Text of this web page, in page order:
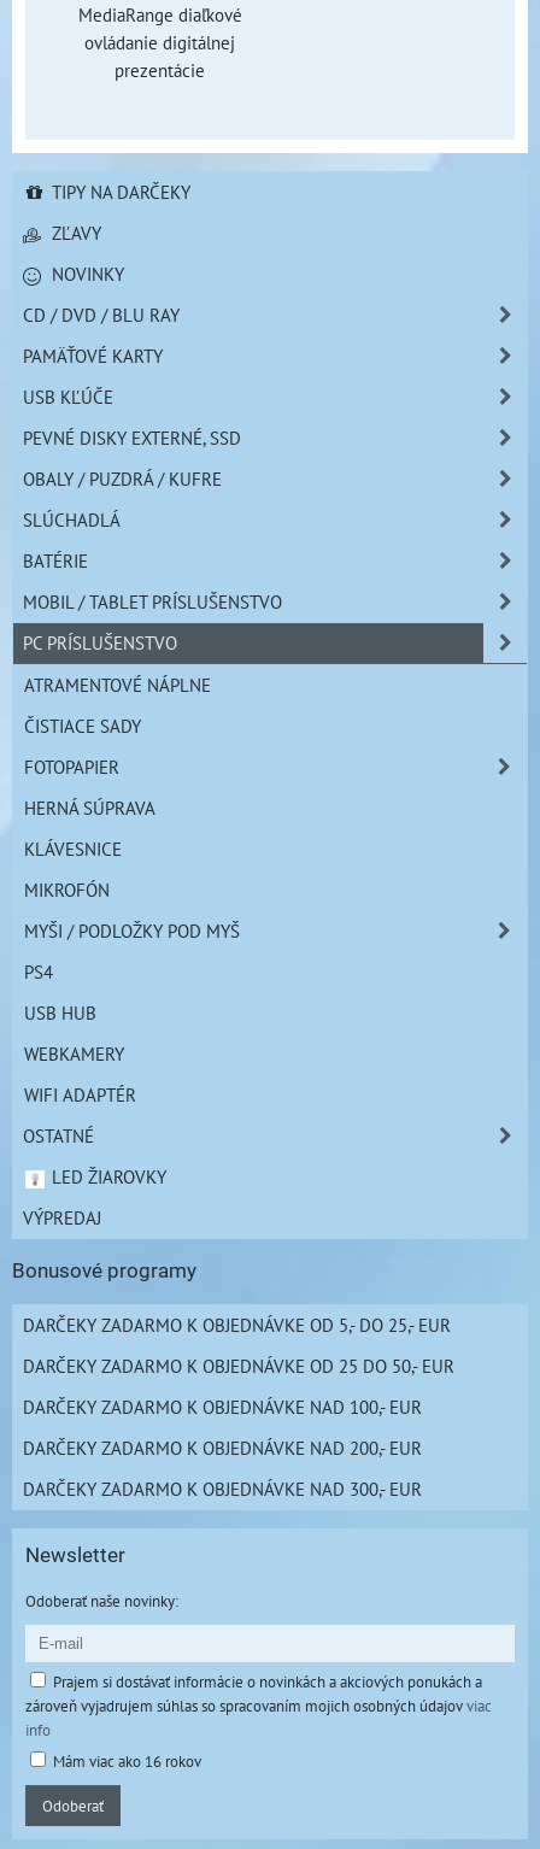
MediaRange diaľkové
ovládanie digitálnej
prezentácie
TIPY NA DARČEKY
ZĽAVY
NOVINKY
CD / DVD / BLU RAY
PAMÄŤOVÉ KARTY
USB KĽÚČE
PEVNÉ DISKY EXTERNÉ, SSD
OBALY / PUZDRÁ / KUFRE
SLÚCHADLÁ
BATÉRIE
MOBIL / TABLET PRÍSLUŠENSTVO
PC PRÍSLUŠENSTVO
ATRAMENTOVÉ NÁPLNE
ČISTIACE SADY
FOTOPAPIER
HERNÁ SÚPRAVA
KLÁVESNICE
MIKROFÓN
MYŠI / PODLOŽKY POD MYŠ
PS4
USB HUB
WEBKAMERY
WIFI ADAPTÉR
OSTATNÉ
LED ŽIAROVKY
VÝPREDAJ
Bonusové programy
DARČEKY ZADARMO K OBJEDNÁVKE OD 5,- DO 25,- EUR
DARČEKY ZADARMO K OBJEDNÁVKE OD 25 DO 50,- EUR
DARČEKY ZADARMO K OBJEDNÁVKE NAD 100,- EUR
DARČEKY ZADARMO K OBJEDNÁVKE NAD 200,- EUR
DARČEKY ZADARMO K OBJEDNÁVKE NAD 300,- EUR
Newsletter
Odoberať naše novinky:
Prajem si dostávať informácie o novinkách a akciových ponukách a
zároveň vyjadrujem súhlas so spracovaním mojich osobných údajovviac
info
Mám viac ako 16 rokov
Odoberať